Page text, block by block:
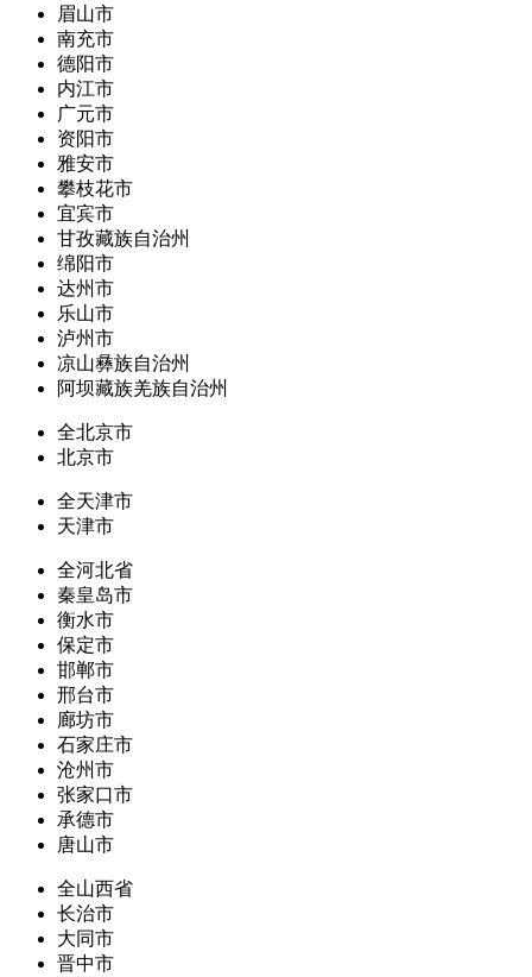
眉山市
南充市
德阳市
内江市
广元市
资阳市
雅安市
攀枝花市
宜宾市
甘孜藏族自治州
绵阳市
达州市
乐山市
泸州市
凉山彝族自治州
阿坝藏族羌族自治州
全北京市
北京市
全天津市
天津市
全河北省
秦皇岛市
衡水市
保定市
邯郸市
邢台市
廊坊市
石家庄市
沧州市
张家口市
承德市
唐山市
全山西省
长治市
大同市
晋中市